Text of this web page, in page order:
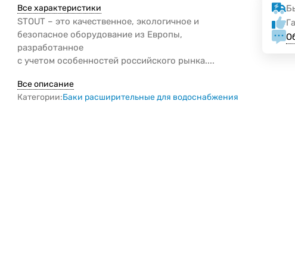
Все характеристики
STOUT – это качественное, экологичное и
безопасное оборудование из Европы,
разработанное
с учетом особенностей российского рынка....
Все описание
Категории:Баки расширительные для водоснабжения